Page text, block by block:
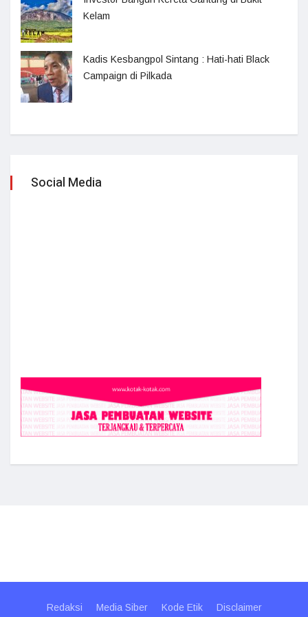
Kelam
Kadis Kesbangpol Sintang : Hati-hati Black
Campaign di Pilkada
Social Media
Redaksi Media Siber Kode Etik Disclaimer